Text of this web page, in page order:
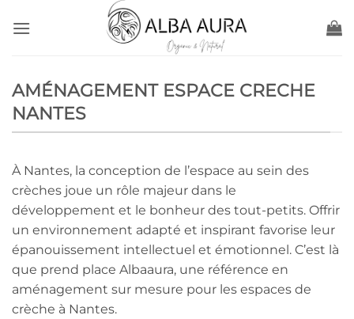
au
AMÉNAGEMENT ESPACE CRECHE
NANTES
À Nantes, la conception de l’espace au sein des
crèches joue un rôle majeur dans le
développement et le bonheur des tout-petits. Offrir
un environnement adapté et inspirant favorise leur
épanouissement intellectuel et émotionnel. C’est là
que prend place Albaaura, une référence en
aménagement sur mesure pour les espaces de
crèche à Nantes.